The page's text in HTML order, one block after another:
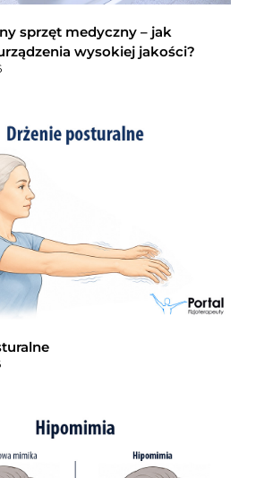
sprzęt medyczny – jak
wysokiej jakości?